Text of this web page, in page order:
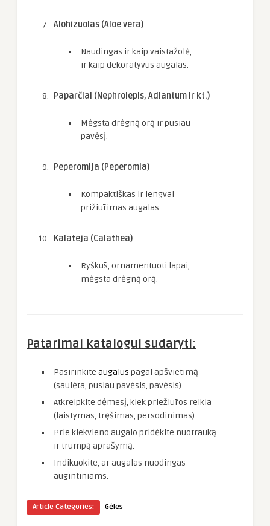
Alohizuolas (Aloe vera)
Naudingas ir kaip vaistažolė,
ir kaip dekoratyvus augalas.
Paparčiai (Nephrolepis, Adiantum ir kt.)
Mėgsta drėgną orą ir pusiau
pavėsį.
Peperomija (Peperomia)
Kompaktiškas ir lengvai
prižiūrimas augalas.
Kalateja (Calathea)
Ryškūs, ornamentuoti lapai,
mėgsta drėgną orą.
Patarimai katalogui sudaryti:
Pasirinkite augalus pagal apšvietimą
(saulėta, pusiau pavėsis, pavėsis).
Atkreipkite dėmesį, kiek priežiūros reikia
(laistymas, tręšimas, persodinimas).
Prie kiekvieno augalo pridėkite nuotrauką
ir trumpą aprašymą.
Indikuokite, ar augalas nuodingas
augintiniams.
Article Categories: Gėles